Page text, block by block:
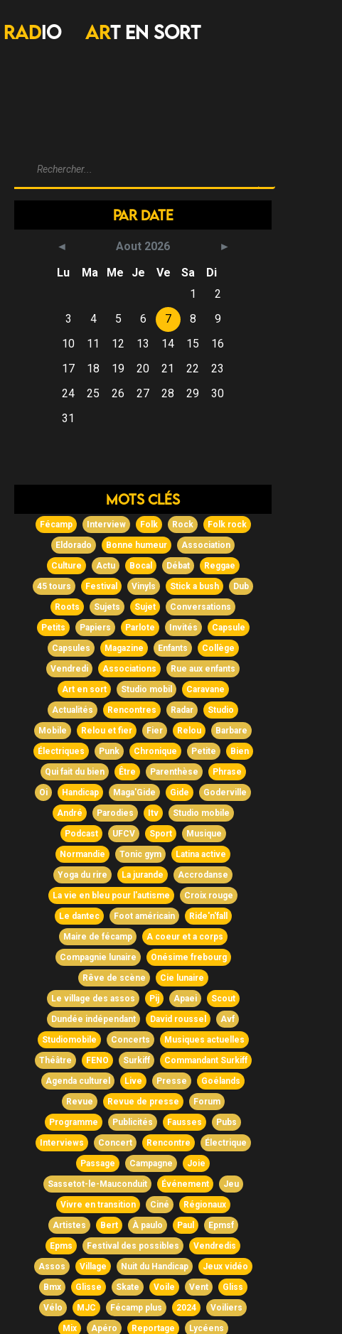
RADIO ART EN SORT
Par Date
Aout 2026
Lu
Ma Me Je Ve Sa
Di
1
2
3
4 5 6 7 8
9
10
11 12 13 14 15
16
17
18 19 20 21 22
23
24
25 26 27 28 29
30
31
Mots clés
Fécamp Interview Folk Rock Folk rock
Eldorado Bonne humeur Association
Culture Actu Bocal Débat Reggae
45 tours Festival Vinyls Stick a bush Dub
Roots Sujets Sujet Conversations
Petits Papiers Parlote Invités Capsule
Capsules Magazine Enfants Collège
Vendredi Associations Rue aux enfants
Art en sort Studio mobil Caravane
Actualités Rencontres Radar Studio
Mobile Relou et fier Fier Relou Barbare
Électriques Punk Chronique Petite Bien
Qui fait du bien Être Parenthèse Phrase
Oi Handicap Maga'Gide Gide Goderville
André Parodies Itv Studio mobile
Podcast UFCV Sport Musique
Normandie Tonic gym Latina active
Yoga du rire La jurande Accrodanse
La vie en bleu pour l'autisme Croix rouge
Le dantec Foot américain Ride'n'fall
Maire de fécamp A coeur et a corps
Compagnie lunaire Onésime frebourg
Rêve de scène Cie lunaire
Le village des assos Pij Apaei Scout
Dundée indépendant David roussel Avf
Studiomobile Concerts Musiques actuelles
Théâtre FENO Surkiff Commandant Surkiff
Agenda culturel Live Presse Goélands
Revue Revue de presse Forum
Programme Publicités Fausses Pubs
Interviews Concert Rencontre Électrique
Passage Campagne Joie
Sassetot-le-Mauconduit Événement Jeu
Vivre en transition Ciné Régionaux
Artistes Bert À paulo Paul Epmsf
Epms Festival des possibles Vendredis
Assos Village Nuit du Handicap Jeux vidéo
Bmx Glisse Skate Voile Vent Gliss
Vélo MJC Fécamp plus 2024 Voiliers
Mix Apéro Reportage Lycéens